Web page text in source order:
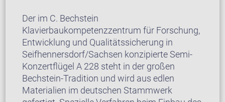
Der im C. Bechstein
Klavierbaukompetenzzentrum für Forschung,
Entwicklung und Qualitätssicherung in
Seifhennersdorf/Sachsen konzipierte Semi-
Konzertflügel A 228 steht in der großen
Bechstein-Tradition und wird aus edlen
Materialien im deutschen Stammwerk